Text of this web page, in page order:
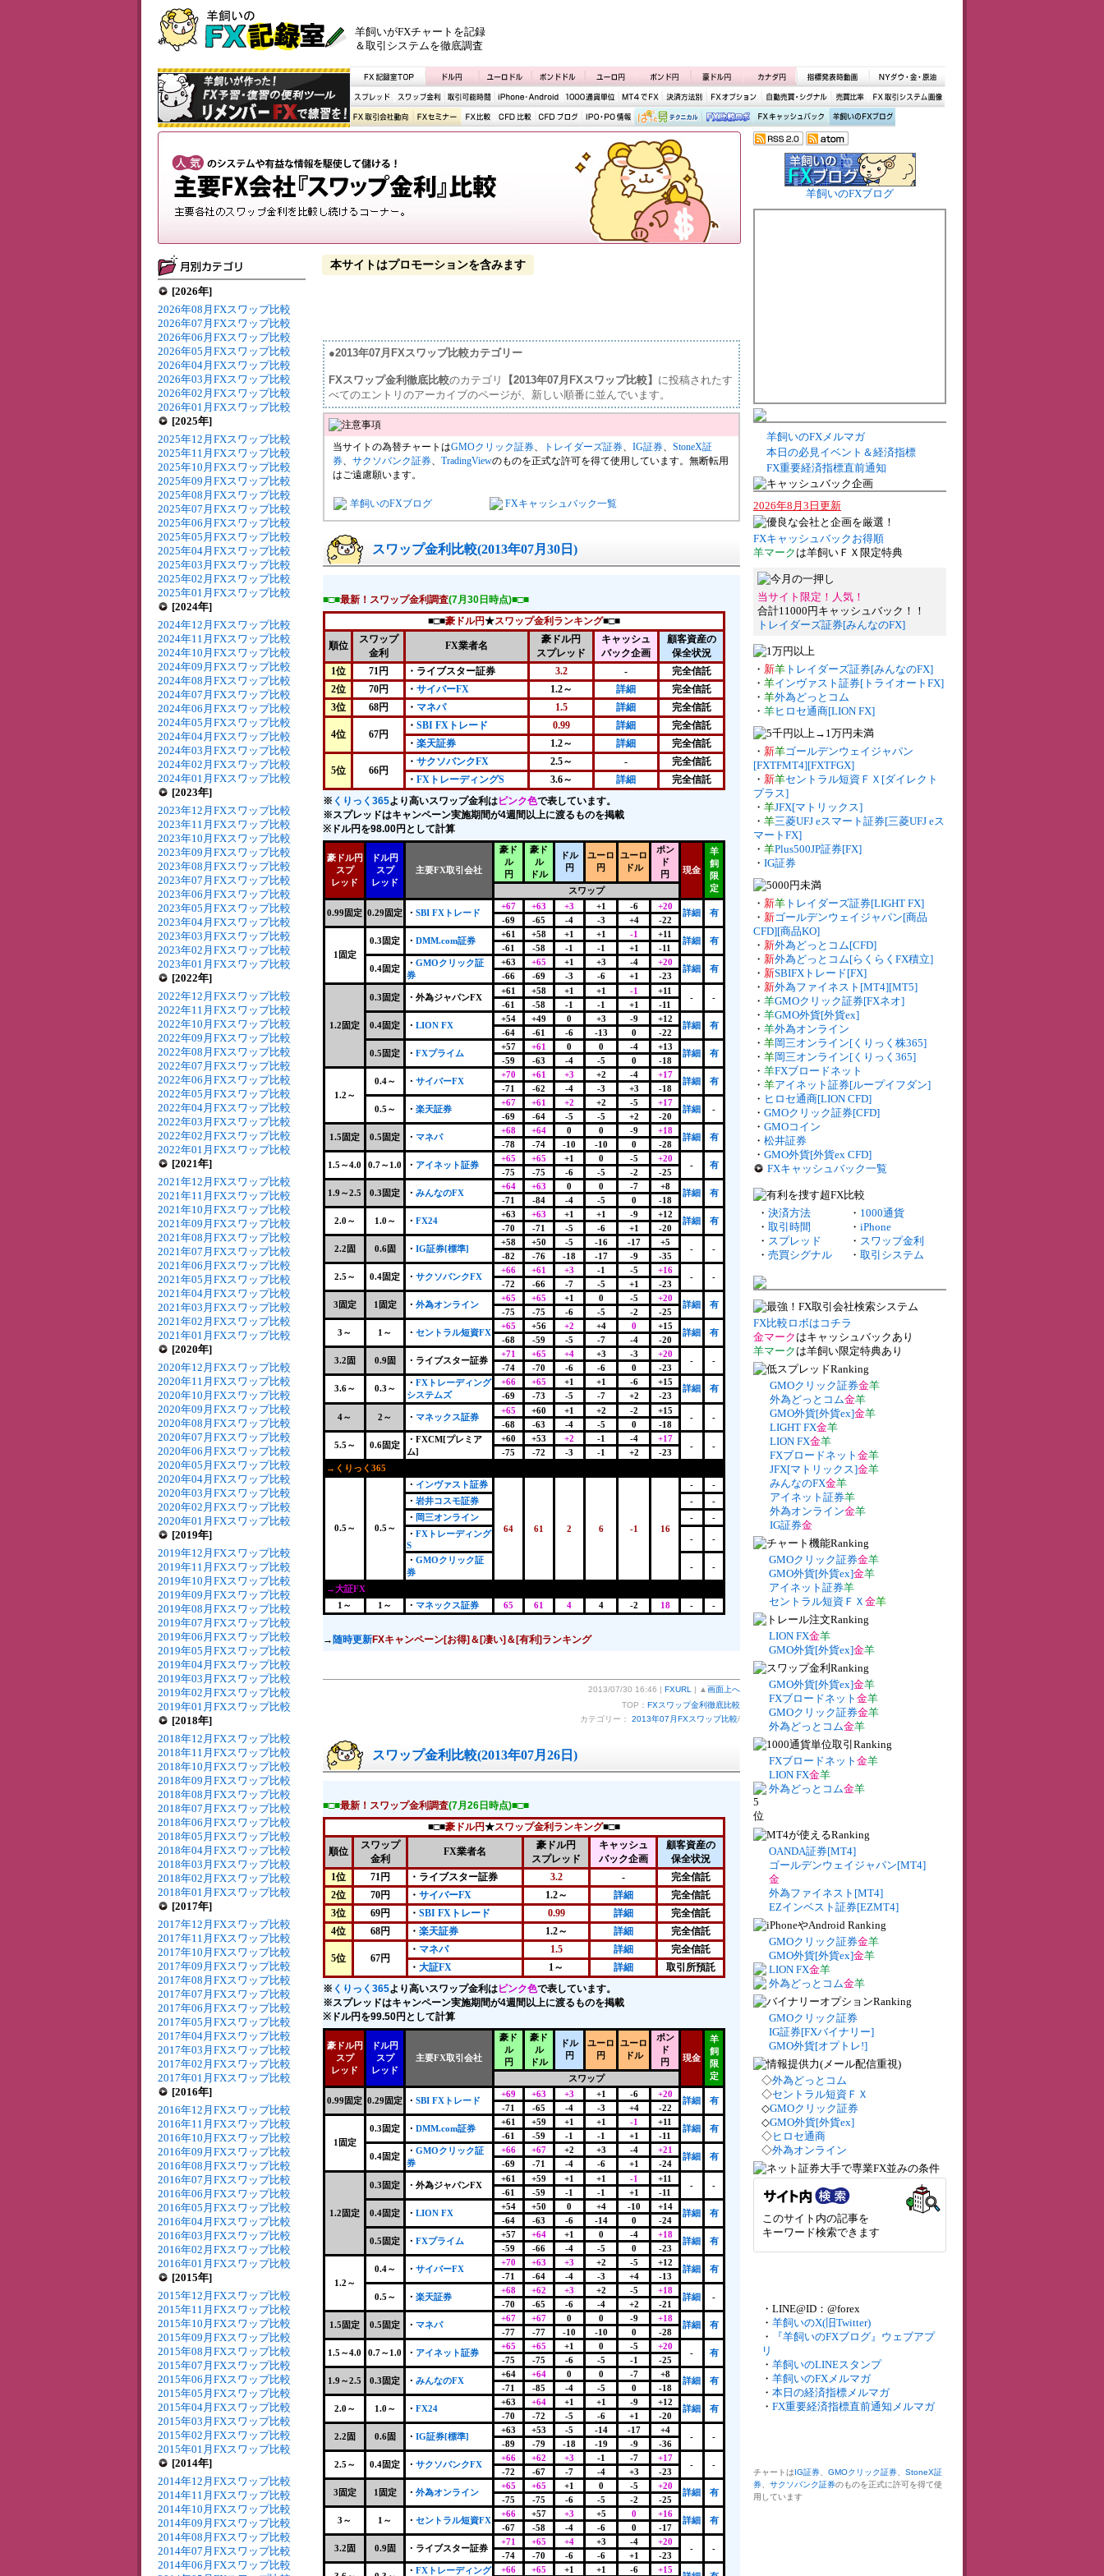
羊飼いがFXチャートを記録
＆取引システムを徹底調査
[2026年]
2026年08月FXスワップ比較
2026年07月FXスワップ比較
2026年06月FXスワップ比較
2026年05月FXスワップ比較
2026年04月FXスワップ比較
2026年03月FXスワップ比較
2026年02月FXスワップ比較
2026年01月FXスワップ比較
[2025年]
2025年12月FXスワップ比較
2025年11月FXスワップ比較
2025年10月FXスワップ比較
2025年09月FXスワップ比較
2025年08月FXスワップ比較
2025年07月FXスワップ比較
2025年06月FXスワップ比較
2025年05月FXスワップ比較
2025年04月FXスワップ比較
2025年03月FXスワップ比較
2025年02月FXスワップ比較
2025年01月FXスワップ比較
[2024年]
2024年12月FXスワップ比較
2024年11月FXスワップ比較
2024年10月FXスワップ比較
2024年09月FXスワップ比較
2024年08月FXスワップ比較
2024年07月FXスワップ比較
2024年06月FXスワップ比較
2024年05月FXスワップ比較
2024年04月FXスワップ比較
2024年03月FXスワップ比較
2024年02月FXスワップ比較
2024年01月FXスワップ比較
[2023年]
2023年12月FXスワップ比較
2023年11月FXスワップ比較
2023年10月FXスワップ比較
2023年09月FXスワップ比較
2023年08月FXスワップ比較
2023年07月FXスワップ比較
2023年06月FXスワップ比較
2023年05月FXスワップ比較
2023年04月FXスワップ比較
2023年03月FXスワップ比較
2023年02月FXスワップ比較
2023年01月FXスワップ比較
[2022年]
2022年12月FXスワップ比較
2022年11月FXスワップ比較
2022年10月FXスワップ比較
2022年09月FXスワップ比較
2022年08月FXスワップ比較
2022年07月FXスワップ比較
2022年06月FXスワップ比較
2022年05月FXスワップ比較
2022年04月FXスワップ比較
2022年03月FXスワップ比較
2022年02月FXスワップ比較
2022年01月FXスワップ比較
[2021年]
2021年12月FXスワップ比較
2021年11月FXスワップ比較
2021年10月FXスワップ比較
2021年09月FXスワップ比較
2021年08月FXスワップ比較
2021年07月FXスワップ比較
2021年06月FXスワップ比較
2021年05月FXスワップ比較
2021年04月FXスワップ比較
2021年03月FXスワップ比較
2021年02月FXスワップ比較
2021年01月FXスワップ比較
[2020年]
2020年12月FXスワップ比較
2020年11月FXスワップ比較
2020年10月FXスワップ比較
2020年09月FXスワップ比較
2020年08月FXスワップ比較
2020年07月FXスワップ比較
2020年06月FXスワップ比較
2020年05月FXスワップ比較
2020年04月FXスワップ比較
2020年03月FXスワップ比較
2020年02月FXスワップ比較
2020年01月FXスワップ比較
[2019年]
2019年12月FXスワップ比較
2019年11月FXスワップ比較
2019年10月FXスワップ比較
2019年09月FXスワップ比較
2019年08月FXスワップ比較
2019年07月FXスワップ比較
2019年06月FXスワップ比較
2019年05月FXスワップ比較
2019年04月FXスワップ比較
2019年03月FXスワップ比較
2019年02月FXスワップ比較
2019年01月FXスワップ比較
[2018年]
2018年12月FXスワップ比較
2018年11月FXスワップ比較
2018年10月FXスワップ比較
2018年09月FXスワップ比較
2018年08月FXスワップ比較
2018年07月FXスワップ比較
2018年06月FXスワップ比較
2018年05月FXスワップ比較
2018年04月FXスワップ比較
2018年03月FXスワップ比較
2018年02月FXスワップ比較
2018年01月FXスワップ比較
[2017年]
2017年12月FXスワップ比較
2017年11月FXスワップ比較
2017年10月FXスワップ比較
2017年09月FXスワップ比較
2017年08月FXスワップ比較
2017年07月FXスワップ比較
2017年06月FXスワップ比較
2017年05月FXスワップ比較
2017年04月FXスワップ比較
2017年03月FXスワップ比較
2017年02月FXスワップ比較
2017年01月FXスワップ比較
[2016年]
2016年12月FXスワップ比較
2016年11月FXスワップ比較
2016年10月FXスワップ比較
2016年09月FXスワップ比較
2016年08月FXスワップ比較
2016年07月FXスワップ比較
2016年06月FXスワップ比較
2016年05月FXスワップ比較
2016年04月FXスワップ比較
2016年03月FXスワップ比較
2016年02月FXスワップ比較
2016年01月FXスワップ比較
[2015年]
2015年12月FXスワップ比較
2015年11月FXスワップ比較
2015年10月FXスワップ比較
2015年09月FXスワップ比較
2015年08月FXスワップ比較
2015年07月FXスワップ比較
2015年06月FXスワップ比較
2015年05月FXスワップ比較
2015年04月FXスワップ比較
2015年03月FXスワップ比較
2015年02月FXスワップ比較
2015年01月FXスワップ比較
[2014年]
2014年12月FXスワップ比較
2014年11月FXスワップ比較
2014年10月FXスワップ比較
2014年09月FXスワップ比較
2014年08月FXスワップ比較
2014年07月FXスワップ比較
2014年06月FXスワップ比較
本サイトはプロモーションを含みます
●2013年07月FXスワップ比較カテゴリー
FXスワップ金利徹底比較のカテゴリ 【2013年07月FXスワップ比較】 に投稿されたす
べてのエントリのアーカイブのページが、新しい順番に並んでいます。
当サイトの為替チャートはGMOクリック証券、 トレイダーズ証券、 IG証券、 StoneX証
券、 サクソバンク証券、 TradingViewのものを正式な許可を得て使用しています。無断転用
はご遠慮願います。
羊飼いのFXブログ FXキャッシュバック一覧
スワップ金利比較(2013年07月30日)
■□■最新！スワップ金利調査(7月30日時点)■□■
■□■豪ドル円★スワップ金利ランキング■□■
順位
スワップ
金利
FX業者名
豪ドル円
スプレッド
キャッシュ
バック企画
顧客資産の
保全状況
1位
71円 ・ライブスター証券 3.2 -
完全信託
2位
70円 ・ サイバーFX 1.2～ 詳細
完全信託
3位
68円 ・ マネパ 1.5 詳細 完全信託
4位 67円
・ SBI FXトレード 0.99 詳細
完全信託
・ 楽天証券 1.2～ 詳細 完全信託
5位 66円
・ サクソバンクFX 2.5～ -
完全信託
・ FXトレーディングS 3.6～ 詳細
完全信託
※ くりっく365より高いスワップ金利はピンク色で表しています。
※スプレッドはキャンペーン実施期間が4週間以上に渡るものを掲載
※ドル円を98.00円として計算
豪ドル円
スプ
レッド
ドル円
スプ
レッド
主要FX取引会社
豪ド
ル
円
豪ド
ル
ドル
ドル
円
ユーロ
円
ユーロ
ドル
ポン
ド
円
現金
羊
飼
限
定
スワップ
0.99固定 0.29固定 ・ SBI FXトレード
+67 +63 +3 +1 -6 +20
詳細 有
-69 -65 -4 -3 +4 -22
1固定
0.3固定 ・ DMM.com証券
+61 +58 +1 +1 -1 +11
詳細 有
-61 -58 -1 -1 +1 -11
0.4固定
・ GMOクリック証
券
+63 +65 +1 +3 -4 +20
詳細 有
-66 -69 -3 -6 +1 -23
1.2固定
0.3固定 ・ 外為ジャパンFX
+61 +58 +1 +1 -1 +11
- -
-61 -58 -1 -1 +1 -11
0.4固定 ・ LION FX
+54 +49 0 +3 -9 +12
詳細 有
-64 -61 -6 -13 0 -22
0.5固定 ・ FXプライム
+57 +61 0 0 -4 +13
詳細 有
-59 -63 -4 -5 0 -18
1.2～
0.4～ ・ サイバーFX
+70 +61 +3 +2 -4 +17
詳細 有
-71 -62 -4 -3 +3 -18
0.5～ ・ 楽天証券
+67 +61 +2 +2 -5 +17
詳細 -
-69 -64 -5 -5 +2 -20
1.5固定 0.5固定 ・ マネパ
+68 +64 0 0 -9 +18
詳細 有
-78 -74 -10 -10 0 -28
1.5～4.0 0.7～1.0 ・ アイネット証券
+65 +65 +1 0 -5 +20
- 有
-75 -75 -6 -5 -2 -25
1.9～2.5 0.3固定 ・ みんなのFX
+64 +63 0 0 -7 +8
詳細 有
-71 -84 -4 -5 0 -18
2.0～ 1.0～ ・ FX24
+63 +63 +1 +1 -9 +12
詳細 有
-70 -71 -5 -6 +1 -20
2.2固 0.6固 ・ IG証券[標準]
+58 +50 -5 -16 -17 +5
- -
-82 -76 -18 -17 -9 -35
2.5～ 0.4固定 ・ サクソバンクFX
+66 +61 +3 -1 -5 +16
- -
-72 -66 -7 -5 +1 -23
3固定 1固定 ・ 外為オンライン
+65 +65 +1 0 -5 +20
詳細 有
-75 -75 -6 -5 -2 -25
3～ 1～ ・ セントラル短資FX
+65 +56 +2 +4 0 +15
詳細 有
-68 -59 -5 -7 -4 -20
3.2固 0.9固 ・ライブスター証券
+71 +65 +4 +3 -3 +20
- -
-74 -70 -6 -6 0 -23
3.6～ 0.3～
・ FXトレーディング
システムズ
+66 +65 +1 +1 -6 +15
詳細 有
-69 -73 -5 -7 +2 -23
4～ 2～ ・ マネックス証券
+65 +60 +1 +2 -2 +15
- -
-68 -63 -4 -5 0 -18
5.5～ 0.6固定
・FXCM[プレミア
ム]
+60 +53 +2 -1 -4 +17
- -
-75 -72 -3 -1 +2
-23
→くりっく365
0.5～ 0.5～
・ インヴァスト証券
64 61 2 6 -1 16
-
-
・ 岩井コスモ証券 -
-
・ 岡三オンライン -
-
・ FXトレーディング
S
- -
・ GMOクリック証
券
- -
→大証FX
1～
1～ ・ マネックス証券 65 61 4 4 -2 18 - -
→ 随時更新FXキャンペーン[お得]＆[凄い]＆[有利]ランキング
2013/07/30 16:46 | FXURL | ▲ 画面上へ
TOP： FXスワップ金利徹底比較
カテゴリー： 2013年07月FXスワップ比較/
スワップ金利比較(2013年07月26日)
■□■最新！スワップ金利調査(7月26日時点)■□■
■□■豪ドル円★スワップ金利ランキング■□■
順位
スワップ
金利
FX業者名
豪ドル円
スプレッド
キャッシュ
バック企画
顧客資産の
保全状況
1位
71円 ・ライブスター証券 3.2 -
完全信託
2位
70円 ・ サイバーFX 1.2～ 詳細
完全信託
3位
69円 ・ SBI FXトレード 0.99 詳細
完全信託
4位
68円 ・ 楽天証券 1.2～ 詳細 完全信託
5位 67円
・ マネパ 1.5 詳細
完全信託
・ 大証FX 1～ 詳細
取引所預託
※ くりっく365より高いスワップ金利はピンク色で表しています。
※スプレッドはキャンペーン実施期間が4週間以上に渡るものを掲載
※ドル円を99.50円として計算
豪ドル円
スプ
レッド
ドル円
スプ
レッド
主要FX取引会社
豪ド
ル
円
豪ド
ル
ドル
ドル
円
ユーロ
円
ユーロ
ドル
ポン
ド
円
現金
羊
飼
限
定
スワップ
0.99固定 0.29固定 ・ SBI FXトレード
+69 +63 +3 +1 -6 +20
詳細 有
-71 -65 -4 -3 +4 -22
1固定
0.3固定 ・ DMM.com証券
+61 +59 +1 +1 -1 +11
詳細 有
-61 -59 -1 -1 +1 -11
0.4固定
・ GMOクリック証
券
+66 +67 +2 +3 -4 +21
詳細 有
-69 -71 -4 -6 +1 -24
1.2固定
0.3固定 ・ 外為ジャパンFX
+61 +59 +1 +1 -1 +11
- -
-61 -59 -1 -1 +1 -11
0.4固定 ・ LION FX
+54 +50 0 +4 -10 +14
詳細 有
-64 -63 -6 -14 0 -24
0.5固定 ・ FXプライム
+57 +64 +1 0 -4 +18
詳細 有
-59 -66 -4 -5 0 -23
1.2～
0.4～ ・ サイバーFX
+70 +63 +3 +2 -5 +12
詳細 有
-71 -64 -4 -3 +4 -13
0.5～ ・ 楽天証券
+68 +62 +3 +2 -5 +18
詳細 -
-70 -65 -6 -4 +2 -21
1.5固定 0.5固定 ・ マネパ
+67 +67 0 0 -9 +18
詳細 有
-77 -77 -10 -10 0 -28
1.5～4.0 0.7～1.0 ・ アイネット証券
+65 +65 +1 0 -5 +20
- 有
-75 -75 -6 -5 -1 -25
1.9～2.5 0.3固定 ・ みんなのFX
+64 +64 0 0 -7 +8
詳細 有
-71 -85 -4 -5 0 -18
2.0～ 1.0～ ・ FX24
+63 +64 +1 +1 -9 +12
詳細 有
-70 -72 -5 -6 +1 -20
2.2固 0.6固 ・ IG証券[標準]
+63 +53 -5 -14 -17 +4
- -
-89 -79 -18 -19 -9 -36
2.5～ 0.4固定 ・ サクソバンクFX
+66 +62 +3 -1 -7 +17
- -
-72 -67 -7 -4 +3 -23
3固定 1固定 ・ 外為オンライン
+65 +65 +1 0 -5 +20
詳細 有
-75 -75 -6 -5 -2 -25
3～ 1～ ・ セントラル短資FX
+66 +57 +3 +5 0 +16
詳細 有
-67 -58 -4 -6 0 -17
3.2固 0.9固 ・ライブスター証券
+71 +65 +4 +3 -4 +20
- -
-74 -70 -6 -6 +1 -23
・ FXトレーディング
+66 +65 +1 +1 -6 +15
羊飼いのFXブログ
羊飼いのFXメルマガ
本日の必見イベント＆経済指標
FX重要経済指標直前通知
2026年8月3日更新
FXキャッシュバックお得順
羊マーク は羊飼いＦＸ限定特典
当サイト限定！人気！
合計11000円キャッシュバック！！
トレイダーズ証券[みんなのFX]
・ 新羊 トレイダーズ証券[みんなのFX]
・ 羊インヴァスト証券[トライオートFX]
・ 羊外為どっとコム
・ 羊ヒロセ通商[LION FX]
・ 新羊ゴールデンウェイジャパン
[FXTFMT4][FXTFGX]
・ 新羊セントラル短資ＦＸ[ダイレクト
プラス]
・ 羊JFX[マトリックス]
・ 羊三菱UFJ eスマート証券[三菱UFJ eス
マートFX]
・ 羊Plus500JP証券[FX]
・ IG証券
・ 新羊 トレイダーズ証券[LIGHT FX]
・ 新ゴールデンウェイジャパン[商品
CFD][商品KO]
・ 新外為どっとコム[CFD]
・ 新外為どっとコム[らくらくFX積立]
・ 新SBIFXトレード[FX]
・ 新外為ファイネスト[MT4][MT5]
・ 羊GMOクリック証券[FXネオ]
・ 羊GMO外貨[外貨ex]
・ 羊外為オンライン
・ 羊岡三オンライン[くりっく株365]
・ 羊岡三オンライン[くりっく365]
・ 羊FXブロードネット
・ 羊アイネット証券[ループイフダン]
・ ヒロセ通商[LION CFD]
・ GMOクリック証券[CFD]
・ GMOコイン
・ 松井証券
・ GMO外貨[外貨ex CFD]
FXキャッシュバック一覧
・ 決済方法 ・ 1000通貨
・ 取引時間 ・ iPhone
・ スプレッド ・ スワップ金利
・ 売買シグナル ・ 取引システム
FX比較ロボはコチラ
金マーク はキャッシュバックあり
羊マーク は羊飼い限定特典あり
GMOクリック証券金羊
外為どっとコム金羊
GMO外貨[外貨ex]金羊
LIGHT FX金羊
LION FX金羊
FXブロードネット 金羊
JFX[マトリックス]金羊
みんなのFX金羊
アイネット証券羊
外為オンライン金羊
IG証券金
GMOクリック証券金羊
GMO外貨[外貨ex]金羊
アイネット証券羊
セントラル短資ＦＸ 金羊
LION FX金羊
GMO外貨[外貨ex]金羊
GMO外貨[外貨ex]金羊
FXブロードネット 金羊
GMOクリック証券金羊
外為どっとコム金羊
FXブロードネット 金羊
LION FX金羊
外為どっとコム金羊
OANDA証券[MT4]
ゴールデンウェイジャパン[MT4]
金
外為ファイネスト[MT4]
EZインベスト証券[EZMT4]
GMOクリック証券金羊
GMO外貨[外貨ex]金羊
LION FX金羊
外為どっとコム金羊
GMOクリック証券
IG証券[FXバイナリー]
GMO外貨[オプトレ!]
◇外為どっとコム
◇セントラル短資ＦＸ
◇GMOクリック証券
◇GMO外貨[外貨ex]
◇ヒロセ通商
◇外為オンライン
このサイト内の記事を
キーワード検索できます
・LINE@ID：@forex
・ 羊飼いのX(旧Twitter)
・
『羊飼いのFXブログ』ウェブアプ
リ
・ 羊飼いのLINEスタンプ
・ 羊飼いのFXメルマガ
・ 本日の経済指標メルマガ
・ FX重要経済指標直前通知メルマガ
チャートはIG証券 GMOクリック証券
StoneX証
券
サクソバンク証券のものを正式に許可を得て使
用しています